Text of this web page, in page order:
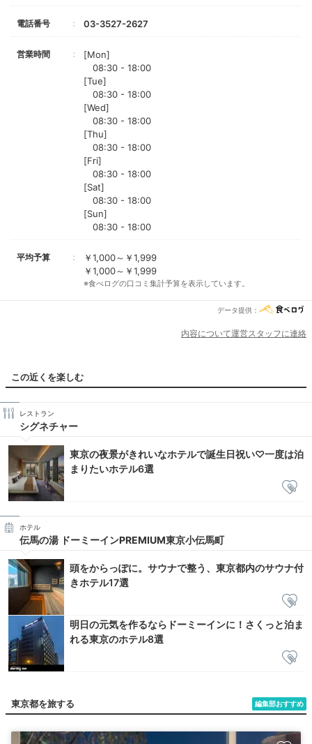
電話番号 03-3527-2627
営業時間
[Mon]
08:30 - 18:00
[Tue]
08:30 - 18:00
[Wed]
08:30 - 18:00
[Thu]
08:30 - 18:00
[Fri]
08:30 - 18:00
[Sat]
08:30 - 18:00
[Sun]
08:30 - 18:00
平均予算
￥1,000～￥1,999
￥1,000～￥1,999
※食べログの口コミ集計予算を表示しています。
データ提供：
内容について運営スタッフに連絡
この近くを楽しむ
レストラン
シグネチャー
東京の夜景がきれいなホテルで誕生日祝い♡一度は泊
まりたいホテル6選
ホテル
伝馬の湯 ドーミーインPREMIUM東京小伝馬町
頭をからっぽに。サウナで整う、東京都内のサウナ付
きホテル17選
明日の元気を作るならドーミーインに！さくっと泊ま
れる東京のホテル8選
編集部おすすめ
東京都を旅する